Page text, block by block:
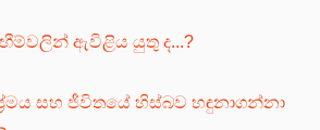
ඇවිළිය යුතු ද...?
සහ ජීවිතයේ හිස්බව හඳුනාගන්නා